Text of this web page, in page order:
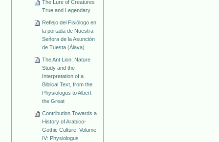
The Lure of Creatures
True and Legendary
Reflejo del Fisiólogo en
la portada de Nuestra
Señora de la Asunción
de Tuesta (Álava)
The Ant Lion: Nature
Study and the
Interpretation of a
Biblical Text, from the
Physiologus to Albert
the Great
Contribution Towards a
History of Arabico-
Gothic Culture, Volume
IV: Physiologus